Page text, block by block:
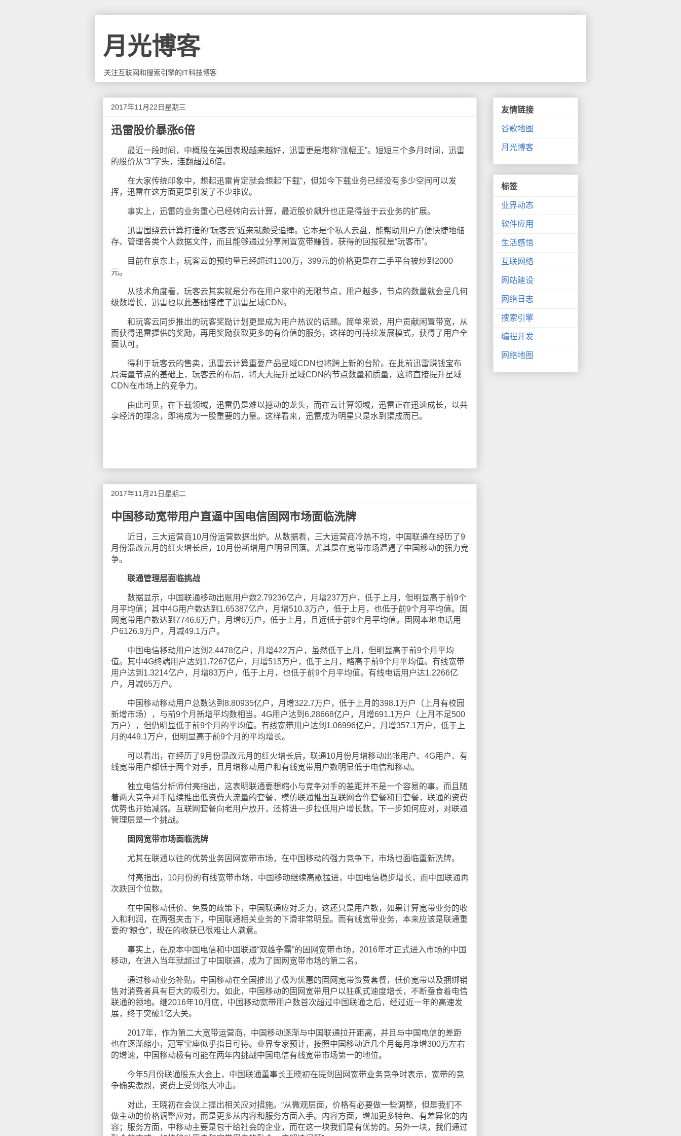
月光博客
关注互联网和搜索引擎的IT科技博客
2017年11月22日星期三
迅雷股价暴涨6倍
最近一段时间，中概股在美国表现越来越好，迅雷更是堪称“涨幅王”。短短三个多月时间，迅雷
的股价从“3”字头，连翻超过6倍。
在大家传统印象中，想起迅雷肯定就会想起“下载”，但如今下载业务已经没有多少空间可以发
挥，迅雷在这方面更是引发了不少非议。
事实上，迅雷的业务重心已经转向云计算，最近股价飙升也正是得益于云业务的扩展。
迅雷围绕云计算打造的“玩客云”近来就颇受追捧。它本是个私人云盘，能帮助用户方便快捷地储
存、管理各类个人数据文件，而且能够通过分享闲置宽带赚钱，获得的回报就是“玩客币”。
目前在京东上，玩客云的预约量已经超过1100万，399元的价格更是在二手平台被炒到2000
元。
从技术角度看，玩客云其实就是分布在用户家中的无限节点，用户越多，节点的数量就会呈几何
级数增长，迅雷也以此基础搭建了迅雷星域CDN。
和玩客云同步推出的玩客奖励计划更是成为用户热议的话题。简单来说，用户贡献闲置带宽，从
而获得迅雷提供的奖励，再用奖励获取更多的有价值的服务，这样的可持续发展模式，获得了用户全
面认可。
得利于玩客云的售卖，迅雷云计算重要产品星域CDN也将跨上新的台阶。在此前迅雷赚钱宝布
局海量节点的基础上，玩客云的布局，将大大提升星域CDN的节点数量和质量，这将直接提升星域
CDN在市场上的竞争力。
由此可见，在下载领域，迅雷仍是难以撼动的龙头，而在云计算领域，迅雷正在迅速成长，以共
享经济的理念，即将成为一股重要的力量。这样看来，迅雷成为明星只是水到渠成而已。
2017年11月21日星期二
中国移动宽带用户直逼中国电信固网市场面临洗牌
近日，三大运营商10月份运营数据出炉。从数据看，三大运营商冷热不均，中国联通在经历了9
月份混改元月的红火增长后，10月份新增用户明显回落。尤其是在宽带市场遭遇了中国移动的强力竞
争。
联通管理层面临挑战
数据显示，中国联通移动出账用户数2.79236亿户，月增237万户，低于上月，但明显高于前9个
月平均值；其中4G用户数达到1.65387亿户，月增510.3万户，低于上月，也低于前9个月平均值。固
网宽带用户数达到7746.6万户，月增6万户，低于上月，且远低于前9个月平均值。固网本地电话用
户6126.9万户，月减49.1万户。
中国电信移动用户达到2.4478亿户，月增422万户，虽然低于上月，但明显高于前9个月平均
值。其中4G终端用户达到1.7267亿户，月增515万户，低于上月，略高于前9个月平均值。有线宽带
用户达到1.3214亿户，月增83万户，低于上月，也低于前9个月平均值。有线电话用户达1.2266亿
户，月减65万户。
中国移动移动用户总数达到8.80935亿户，月增322.7万户，低于上月的398.1万户（上月有校园
新增市场），与前9个月新增平均数相当。4G用户达到6.28668亿户，月增691.1万户（上月不足500
万户），但仍明显低于前9个月的平均值。有线宽带用户达到1.06996亿户，月增357.1万户，低于上
月的449.1万户，但明显高于前9个月的平均增长。
可以看出，在经历了9月份混改元月的红火增长后，联通10月份月增移动出帐用户、4G用户、有
线宽带用户都低于两个对手，且月增移动用户和有线宽带用户数明显低于电信和移动。
独立电信分析师付亮指出，这表明联通要想缩小与竞争对手的差距并不是一个容易的事。而且随
着两大竞争对手陆续推出低资费大流量的套餐，模仿联通推出互联网合作套餐和日套餐，联通的资费
优势也开始减弱。互联网套餐向老用户放开，还将进一步拉低用户增长数。下一步如何应对，对联通
管理层是一个挑战。
固网宽带市场面临洗牌
尤其在联通以往的优势业务固网宽带市场，在中国移动的强力竞争下，市场也面临重新洗牌。
付亮指出，10月份的有线宽带市场，中国移动继续高歌猛进，中国电信稳步增长，而中国联通再
次跌回个位数。
在中国移动低价、免费的政策下，中国联通应对乏力，这还只是用户数，如果计算宽带业务的收
入和利润，在两强夹击下，中国联通相关业务的下滑非常明显。而有线宽带业务，本来应该是联通重
要的“粮仓”，现在的收获已很难让人满意。
事实上，在原本中国电信和中国联通“双雄争霸”的固网宽带市场，2016年才正式进入市场的中国
移动，在进入当年就超过了中国联通，成为了固网宽带市场的第二名。
通过移动业务补贴，中国移动在全国推出了极为优惠的固网宽带资费套餐，低价宽带以及捆绑销
售对消费者具有巨大的吸引力。如此，中国移动的固网宽带用户以狂飙式速度增长，不断蚕食着电信
联通的领地。继2016年10月底，中国移动宽带用户数首次超过中国联通之后，经过近一年的高速发
展，终于突破1亿大关。
2017年，作为第二大宽带运营商，中国移动逐渐与中国联通拉开距离，并且与中国电信的差距
也在逐渐缩小，冠军宝座似乎指日可待。业界专家预计，按照中国移动近几个月每月净增300万左右
的增速，中国移动极有可能在两年内挑战中国电信有线宽带市场第一的地位。
今年5月份联通股东大会上，中国联通董事长王晓初在提到固网宽带业务竞争时表示，宽带的竞
争确实激烈，资费上受到很大冲击。
对此，王晓初在会议上提出相关应对措施。“从微观层面，价格有必要做一些调整，但是我们不
做主动的价格调整应对，而是更多从内容和服务方面入手。内容方面，增加更多特色、有差异化的内
容；服务方面， 中移动主要是包干给社会的企业，而在这一块我们是有优势的。另外一块，我们通过
友情链接
谷歌地图
月光博客
标签
业界动态
软件应用
生活感悟
互联网络
网站建设
网络日志
搜索引擎
编程开发
网络地图